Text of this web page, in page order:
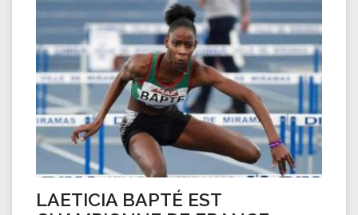
LAETICIA BAPTÉ EST